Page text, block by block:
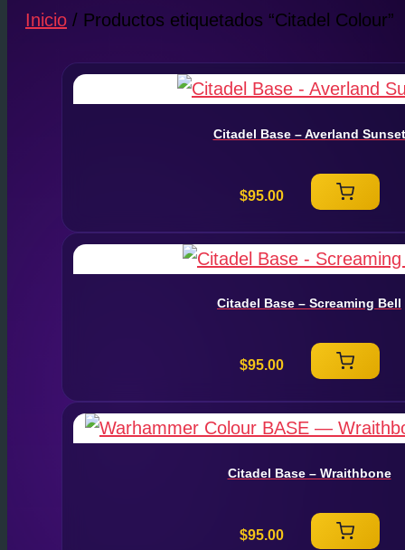
Inicio / Productos etiquetados “Citadel Colour”
Citadel Base – Averland Sunset
$95.00
Citadel Base – Screaming Bell
$95.00
Citadel Base – Wraithbone
$95.00